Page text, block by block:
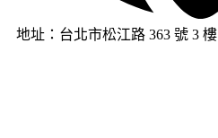
地址：台北市松江路 363 號 3 樓